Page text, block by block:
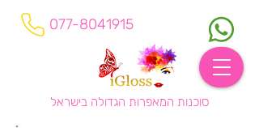
077-8041915
סוכנות המאפרות הגדולה בישראל